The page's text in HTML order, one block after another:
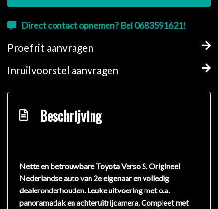
Direct contact opnemen? Bel 0683591621!
Proefrit aanvragen
Inruilvoorstel aanvragen
Beschrijving
Nette en betrouwbare Toyota Verso S. Origineel
Nederlandse auto van 2e eigenaar en volledig
dealeronderhouden. Leuke uitvoering met o.a.
panoramadak en achteruitrijcamera. Compleet met